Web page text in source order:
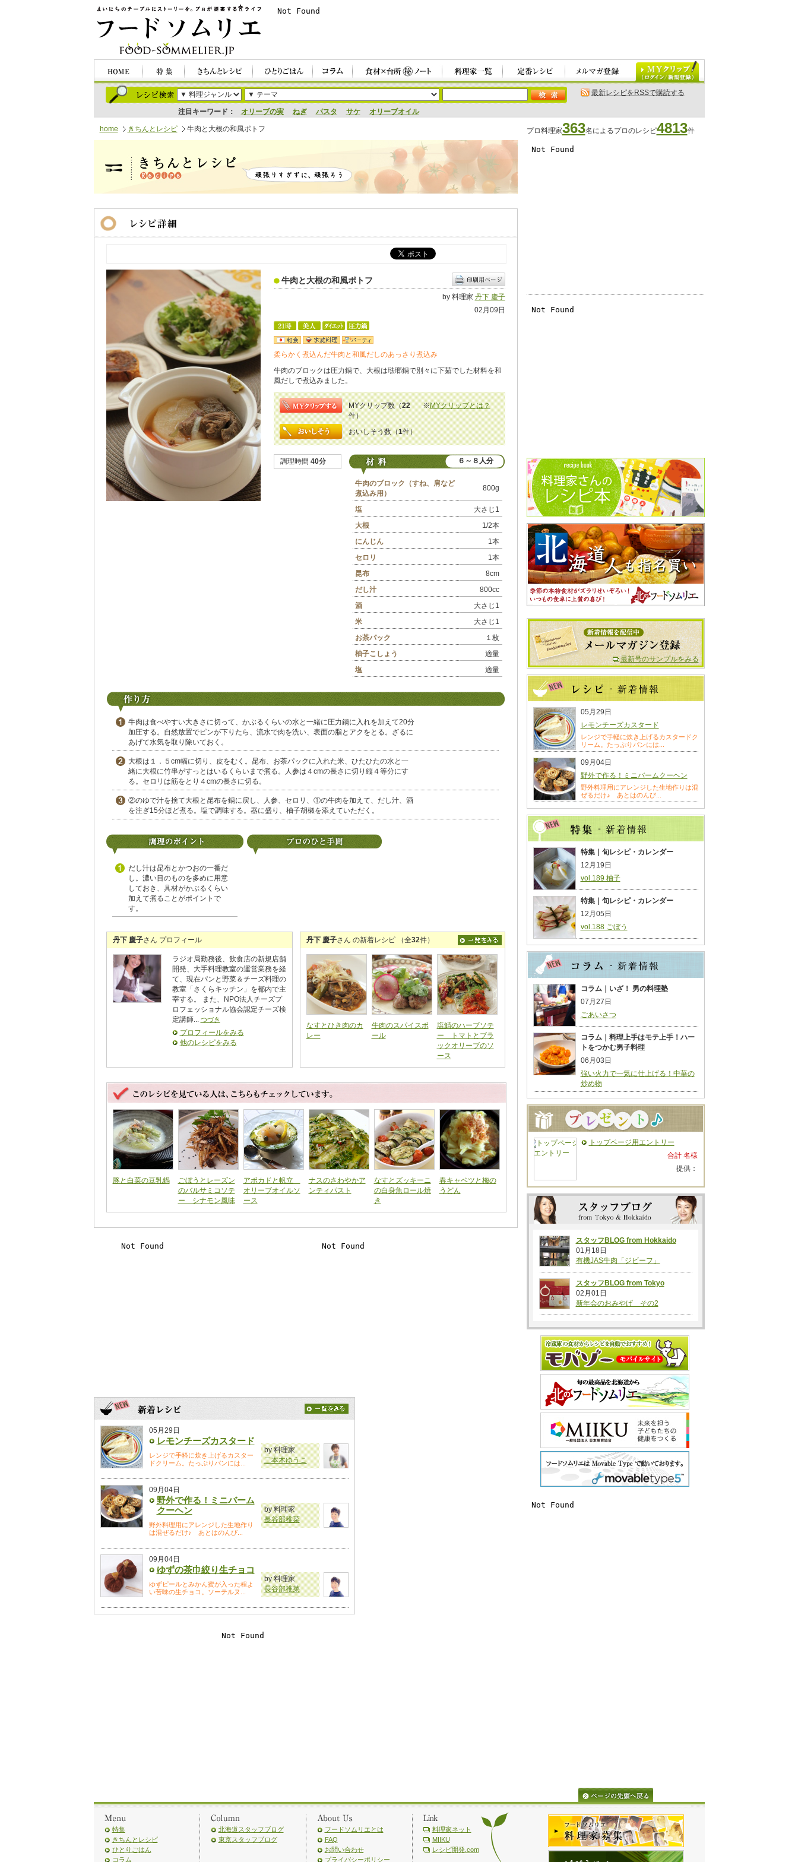
注目キーワード： オリーブの実 ねぎ パスタ サケ オリーブオイル
最新レシピをRSSで購読する
home きちんとレシピ 牛肉と大根の和風ポトフ プロ料理家363名によるプロのレシピ4813件
牛肉と大根の和風ポトフ
by 料理家 丹下 慶子
02月09日
柔らかく煮込んだ牛肉と和風だしのあっさり煮込み
牛肉のブロックは圧力鍋で、大根は琺瑯鍋で別々に下茹でした材料を和
風だしで煮込みました。
MYクリップ数（22
件）
※MYクリップとは？
おいしそう数（1件）
調理時間 40分 ６～８人分
牛肉のブロック（すね、肩など
煮込み用）
800g
塩
大さじ1
大根
1/2本
にんじん
1本
セロリ
1本
昆布
8cm
だし汁
800cc
酒
大さじ1
米
大さじ1
お茶パック
１枚
柚子こしょう
適量
塩
適量
牛肉は食べやすい大きさに切って、かぶるくらいの水と一緒に圧力鍋に入れを加えて20分
加圧する。自然放置でピンが下りたら、流水で肉を洗い、表面の脂とアクをとる。ざるに
あげて水気を取り除いておく。
大根は１．５cm幅に切り、皮をむく。昆布、お茶パックに入れた米、ひたひたの水と一
緒に大根に竹串がすっとはいるくらいまで煮る。人参は４cmの長さに切り縦４等分にす
る。セロリは筋をとり４cmの長さに切る。
②のゆで汁を捨て大根と昆布を鍋に戻し、人参、セロリ、①の牛肉を加えて、だし汁、酒
を注ぎ15分ほど煮る。塩で調味する。器に盛り、柚子胡椒を添えていただく。
だし汁は昆布とかつおの一番だ
し。濃い目のものを多めに用意
しておき、具材がかぶるくらい
加えて煮ることがポイントで
す。
丹下 慶子さん プロフィール
ラジオ局勤務後、飲食店の新規店舗
開発、大手料理教室の運営業務を経
て、現在パンと野菜＆チーズ料理の
教室「さくらキッチン」を都内で主
宰する。 また、NPO法人チーズプ
ロフェッショナル協会認定チーズ検
定講師... つづき
プロフィールをみる
他のレシピをみる
丹下 慶子さん の新着レシピ （全32件）
なすとひき肉のカ
レー
牛肉のスパイスボ
ール
塩鯖のハーブソテ
ー トマトとブラ
ックオリーブのソ
ース
豚と白菜の豆乳鍋
ごぼうとレーズン
のバルサミコソテ
ー シナモン風味
アボカドと帆立
オリーブオイルソ
ース
ナスのさわやかア
ンティパスト
なすとズッキーニ
の白身魚ロール焼
き
春キャベツと梅の
うどん
05月29日
レモンチーズカスタード
レンジで手軽に炊き上げるカスター
ドクリーム。たっぷりパンには...
by 料理家
二本木ゆうこ
09月04日
野外で作る！ミニバーム
クーヘン
野外料理用にアレンジした生地作り
は混ぜるだけ♪ あとはのんび...
by 料理家
長谷部稚菜
09月04日
ゆずの茶巾絞り生チョコ
ゆずピールとみかん蜜が入った程よ
い苦味の生チョコ。ソーテルヌ...
by 料理家
長谷部稚菜
最新号のサンプルをみる
05月29日
レモンチーズカスタード
レンジで手軽に炊き上げるカスタードク
リーム。たっぷりパンには...
09月04日
野外で作る！ミニバームクーヘン
野外料理用にアレンジした生地作りは混
ぜるだけ♪ あとはのんび...
特集｜旬レシピ・カレンダー
12月19日
vol.189 柚子
特集｜旬レシピ・カレンダー
12月05日
vol.188 ごぼう
コラム｜いざ！ 男の料理塾
07月27日
ごあいさつ
コラム｜料理上手はモテ上手！ハー
トをつかむ男子料理
06月03日
強い火力で一気に仕上げる！中華の
炒め物
トップページ用エントリー
合計 名様
提供：
スタッフBLOG from Hokkaido
01月18日
有機JAS牛肉「ジビーフ」
スタッフBLOG from Tokyo
02月01日
新年会のおみやげ その2
特集
きちんとレシピ
ひとりごはん
コラム
北海道スタッフブログ
東京スタッフブログ
フードソムリエとは
FAQ
お問い合わせ
プライバシーポリシー
料理家ネット
MIIKU
レシピ開発.com